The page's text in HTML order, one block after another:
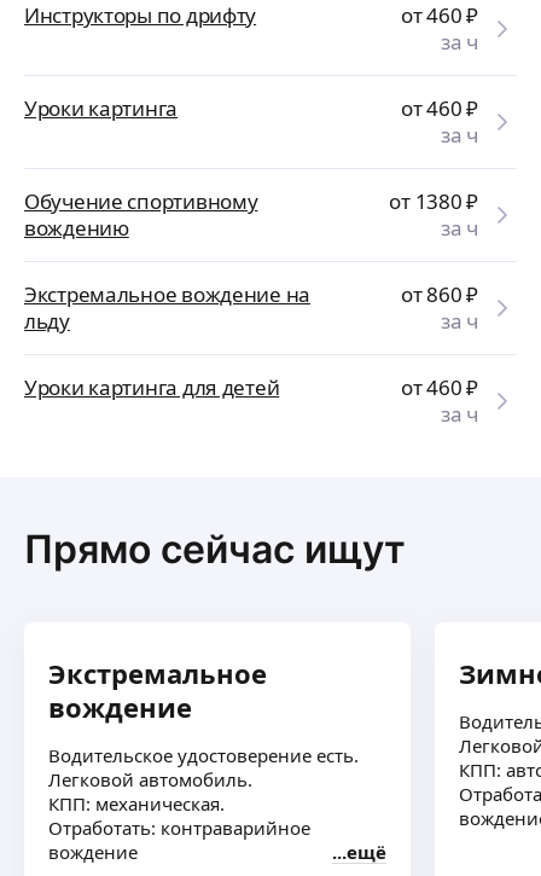
Инструкторы по дрифту от 460₽
за ч
Уроки картинга от 460₽
за ч
Обучение спортивному
вождению
от 1380₽
за ч
Экстремальное вождение на
льду
от 860₽
за ч
Уроки картинга для детей от 460₽
за ч
Прямо сейчас ищут
Экстремальное
вождение
Водительское удостоверение есть.
Легковой автомобиль.
КПП: механическая.
Отработать: контраварийное
вождение
ещё
КПП: